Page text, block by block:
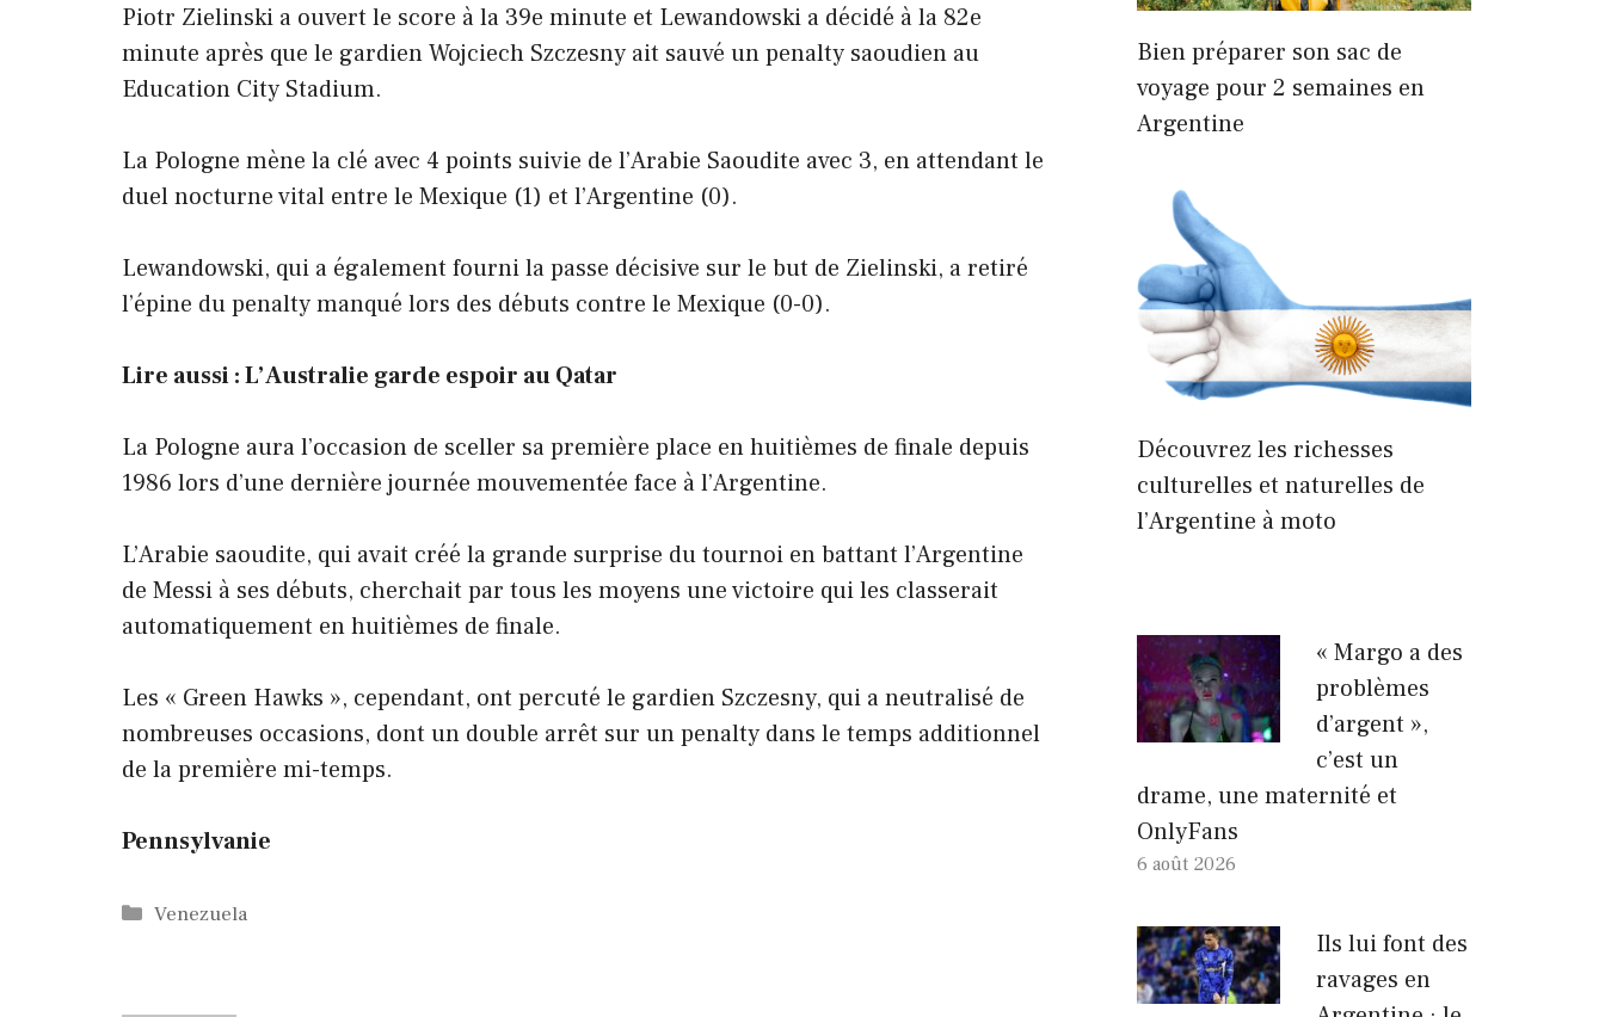
Piotr Zielinski a ouvert le score à la 39e minute et Lewandowski a décidé à la 82e
minute après que le gardien Wojciech Szczesny ait sauvé un penalty saoudien au
Education City Stadium.
La Pologne mène la clé avec 4 points suivie de l’Arabie Saoudite avec 3, en attendant le
duel nocturne vital entre le Mexique (1) et l’Argentine (0).
Lewandowski, qui a également fourni la passe décisive sur le but de Zielinski, a retiré
l’épine du penalty manqué lors des débuts contre le Mexique (0-0).
Lire aussi : L’Australie garde espoir au Qatar
La Pologne aura l’occasion de sceller sa première place en huitièmes de finale depuis
1986 lors d’une dernière journée mouvementée face à l’Argentine.
L’Arabie saoudite, qui avait créé la grande surprise du tournoi en battant l’Argentine
de Messi à ses débuts, cherchait par tous les moyens une victoire qui les classerait
automatiquement en huitièmes de finale.
Les « Green Hawks », cependant, ont percuté le gardien Szczesny, qui a neutralisé de
nombreuses occasions, dont un double arrêt sur un penalty dans le temps additionnel
de la première mi-temps.
Pennsylvanie
Catégories
Venezuela
Bien préparer son sac de
voyage pour 2 semaines en
Argentine
Découvrez les richesses
culturelles et naturelles de
l’Argentine à moto
« Margo a des
problèmes
d’argent »,
c’est un
drame, une maternité et
OnlyFans
6 août 2026
Ils lui font des
ravages en